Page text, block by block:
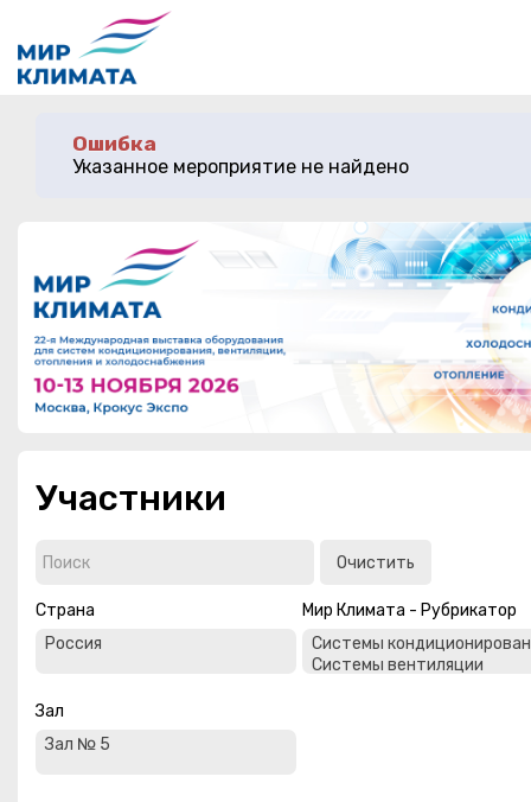
О ПРОЕКТЕ
ЛИЧНЫЙ КАБИНЕТ
МИР КЛИМАТА 2024
МИР КЛИМАТА 2026
Ошибка
Указанное мероприятие не найдено
Участники
Очистить
Страна Мир Климата - Рубрикатор
Зал
Организации
Организациям
Контакты
Организаторам
СПРАВКА